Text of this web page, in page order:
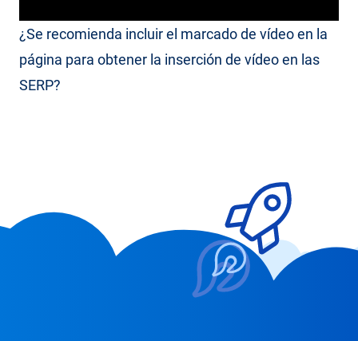
¿Se recomienda incluir el marcado de vídeo en la
página para obtener la inserción de vídeo en las
SERP?